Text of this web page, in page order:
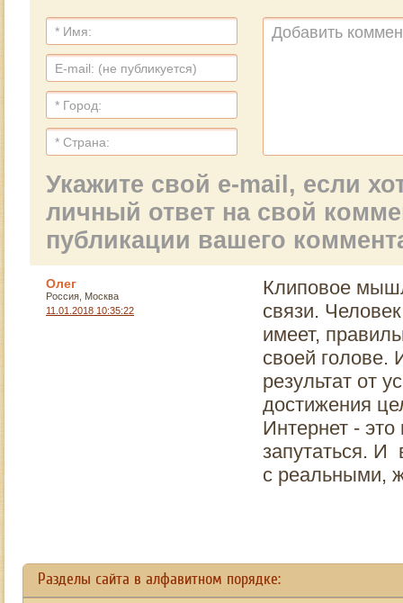
руководит некий
объявленный за
свою деятельность
ряде стран).
организацию
здравоохранения
противодействовать
ограничению их
продажи. «Вечерка»
поинтересовалась
проблеме у одного
из главных
защитников прав
потребителей.
Укажите свой e-mail, если
личный ответ на свой
публикации вашего
Олег
Россия, Москва
11.01.2018 10:35:22
Клиповое
связи.
имеет,
своей голове.
результат от
достижения
Интернет - это
запутаться. И
с
Разделы сайта в алфавитном порядке: